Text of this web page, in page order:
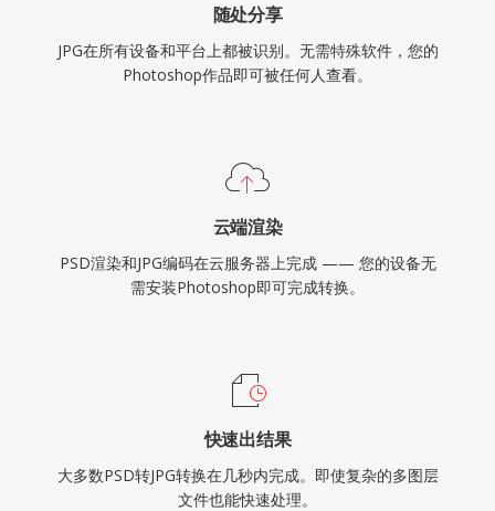
随处分享
JPG在所有设备和平台上都被识别。无需特殊软件，您的
Photoshop作品即可被任何人查看。
云端渲染
PSD渲染和JPG编码在云服务器上完成 —— 您的设备无
需安装Photoshop即可完成转换。
快速出结果
大多数PSD转JPG转换在几秒内完成。即使复杂的多图层
文件也能快速处理。